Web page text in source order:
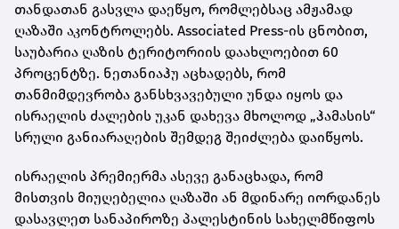
თანდათან გასვლა დაეწყო, რომლებსაც ამჟამად
ღაზაში აკონტროლებს. Associated Press-ის ცნობით,
საუბარია ღაზის ტერიტორიის დაახლოებით 60
პროცენტზე. ნეთანიაჰუ აცხადებს, რომ
თანმიმდევრობა განსხვავებული უნდა იყოს და
ისრაელის ძალების უკან დახევა მხოლოდ „ჰამასის“
სრული განიარაღების შემდეგ შეიძლება დაიწყოს.
ისრაელის პრემიერმა ასევე განაცხადა, რომ
მისთვის მიუღებელია ღაზაში ან მდინარე იორდანეს
დასავლეთ სანაპიროზე პალესტინის სახელმწიფოს